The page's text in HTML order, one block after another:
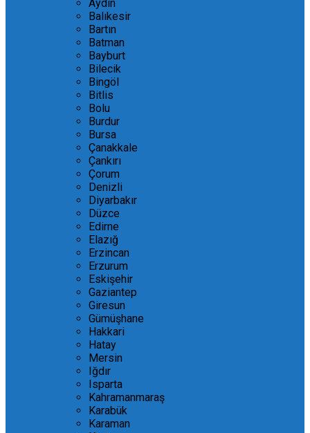
Aydın
Balıkesir
Bartın
Batman
Bayburt
Bilecik
Bingöl
Bitlis
Bolu
Burdur
Bursa
Çanakkale
Çankırı
Çorum
Denizli
Diyarbakır
Düzce
Edirne
Elazığ
Erzincan
Erzurum
Eskişehir
Gaziantep
Giresun
Gümüşhane
Hakkari
Hatay
Mersin
Iğdır
Isparta
Kahramanmaraş
Karabük
Karaman